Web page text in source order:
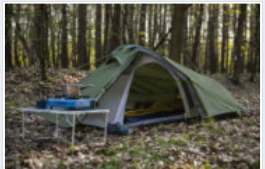
Kā izvēlēties izturīgu telti? Svarīgākie tehniskie parametri un
salīdzinājums